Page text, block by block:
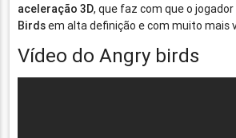
aceleração 3D, que faz com que o
Birdsem alta definição e com muito mais
Vídeo do Angry birds